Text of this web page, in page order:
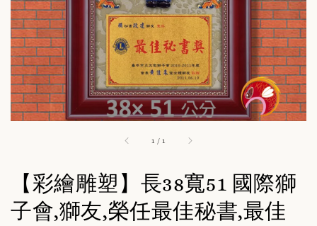
1 /1
【彩繪雕塑】長38寬51 國際獅
子會,獅友,榮任最佳秘書,最佳